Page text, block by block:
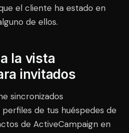
el cliente ha estado en
de ellos.
la vista
invitados
sincronizados
de tus huéspedes de
de ActiveCampaign en